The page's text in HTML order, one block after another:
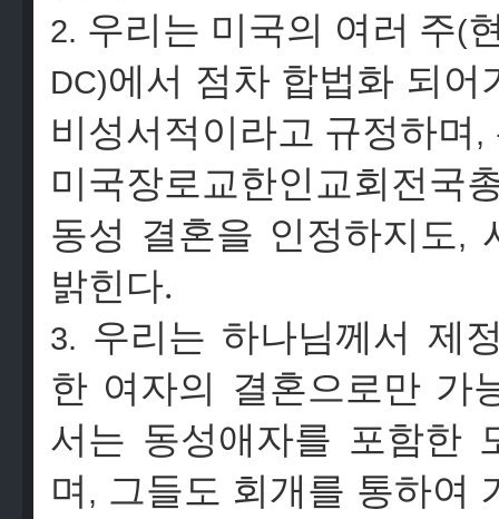
2. 우리는 미국의 여러 주(
DC)에서 점차 합법화 되어
비성서적이라고 규정하며 ,
미국장로교한인교회전국
동성 결혼을 인정하지도 ,
밝힌다.
3. 우리는 하나님께서 제
한 여자의 결혼으로만 가
서는 동성애자를 포함한
며 , 그들도 회개를 통하여